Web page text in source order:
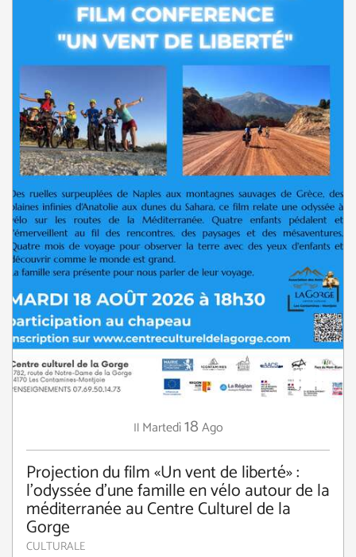
Il Martedì18Ago
Projection du film «Un vent de liberté» :
l’odyssée d’une famille en vélo autour de la
méditerranée au Centre Culturel de la
Gorge
CULTURALE